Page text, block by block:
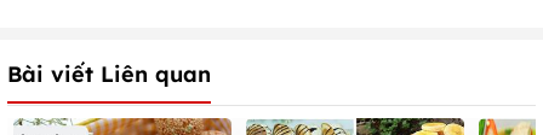
Bài viết Liên quan